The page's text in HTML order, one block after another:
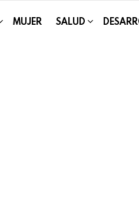
MUJER SALUD